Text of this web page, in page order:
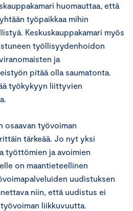
huomauttaa, että
työpaikkaa mihin
Keskuskauppakamari myös
työllisyydenhoidon
ja
pitää olla saumatonta.
työkykyyn liittyvien
osaavan työvoiman
tärkeää. Jo nyt yksi
työttömien ja avoimien
on maantieteellinen
uudistuksen
niin, että uudistus ei
liikkuvuutta.